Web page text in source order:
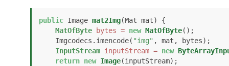
public Image mat2Img(Mat mat)
{
MatOfByte
bytes = new MatOfByte();
    Imgcodecs.imencode(
"img" , mat, bytes);
InputStream inputStream = new
return new Image(inputStream);